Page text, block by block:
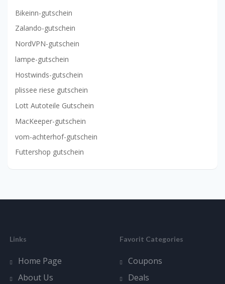
Bikeinn-gutschein
Zalando-gutschein
NordVPN-gutschein
lampe-gutschein
Hostwinds-gutschein
plissee riese gutschein
Lott Autoteile Gutschein
MacKeeper-gutschein
vom-achterhof-gutschein
Futtershop gutschein
Links
Home Page
About Us
Favorit Categories
Coupons
Deals